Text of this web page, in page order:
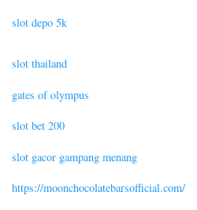
slot depo 5k
slot thailand
gates of olympus
slot bet 200
slot gacor gampang menang
https://moonchocolatebarsofficial.com/